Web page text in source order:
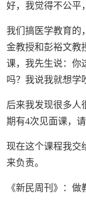
好，我觉得不公平
我们搞医学教育的
金教授和彭裕文教
课，我先生说：你
吗？我说我就想学
后来我发现很多人
期有4次见面课，
现在这个课程我交
来负责。
《新民周刊》：做